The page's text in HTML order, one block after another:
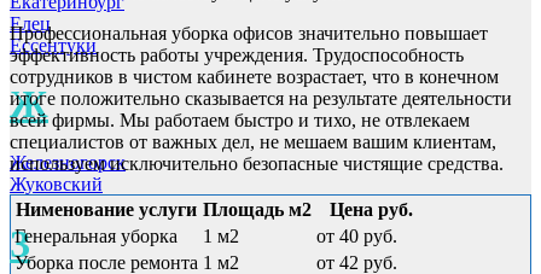
Елец
Ессентуки
Ж
Железногорск
Жуковский
З
Профессиональная уборка офисов значительно повышает
эффективность работы учреждения. Трудоспособность
сотрудников в чистом кабинете возрастает, что в конечном
итоге положительно сказывается на результате деятельности
всей фирмы. Мы работаем быстро и тихо, не отвлекаем
специалистов от важных дел, не мешаем вашим клиентам,
используем исключительно безопасные чистящие средства.
Нименование услуги Площадь м2
Цена руб.
Генеральная уборка
1 м2
от 40 руб.
Уборка после ремонта 1 м2
от 42 руб.